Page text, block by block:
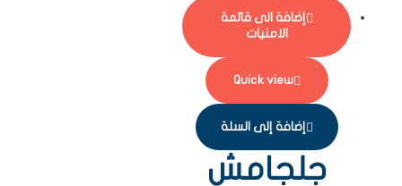
إضافة الى قائمة
الامنيات
Quick view
إضافة إلى السلة
جلجامش